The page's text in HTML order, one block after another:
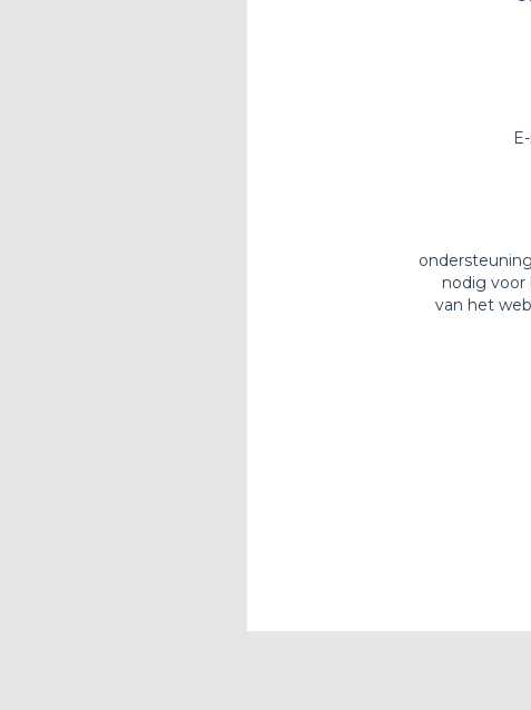
nodig
van het